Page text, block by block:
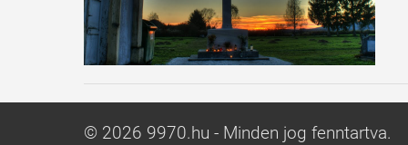
© 2026 9970.hu - Minden jog fenntartva.